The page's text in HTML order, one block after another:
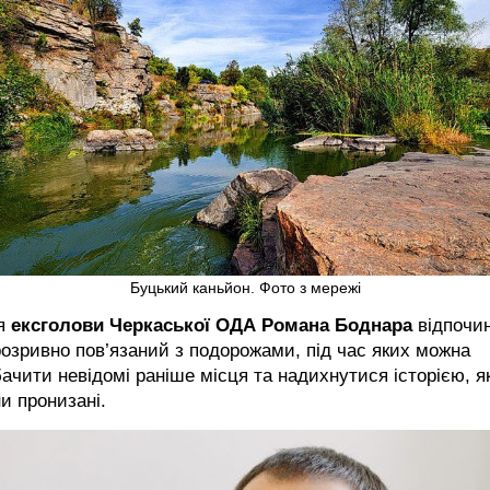
Буцький каньйон. Фото з мережі
ексголови Черкаської ОДА Романа Боднара
пов’язаний з подорожами, під час яких можна
невідомі раніше місця та надихнутися історією,
пронизані.